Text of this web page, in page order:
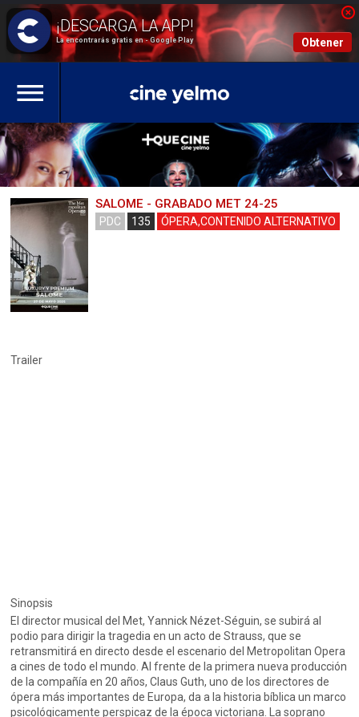
La encontrarás gratis en - Google Play Obtener
SALOME - GRABADO MET 24-25
PDC 135 ÓPERA,CONTENIDO ALTERNATIVO
Trailer
Sinopsis
El director musical del Met, Yannick Nézet-Séguin, se subirá al
podio para dirigir la tragedia en un acto de Strauss, que se
retransmitirá en directo desde el escenario del Metropolitan Opera
a cines de todo el mundo. Al frente de la primera nueva producción
de la compañía en 20 años, Claus Guth, uno de los directores de
ópera más importantes de Europa, da a la historia bíblica un marco
psicológicamente perspicaz de la época victoriana. La soprano